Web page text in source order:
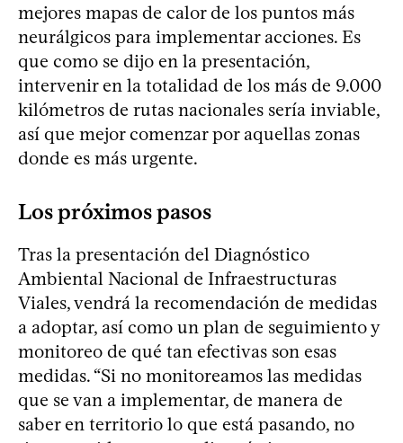
mejores mapas de calor de los puntos más
neurálgicos para implementar acciones. Es
que como se dijo en la presentación,
intervenir en la totalidad de los más de 9.000
kilómetros de rutas nacionales sería inviable,
así que mejor comenzar por aquellas zonas
donde es más urgente.
Los próximos pasos
Tras la presentación del Diagnóstico
Ambiental Nacional de Infraestructuras
Viales, vendrá la recomendación de medidas
a adoptar, así como un plan de seguimiento y
monitoreo de qué tan efectivas son esas
medidas. “Si no monitoreamos las medidas
que se van a implementar, de manera de
saber en territorio lo que está pasando, no